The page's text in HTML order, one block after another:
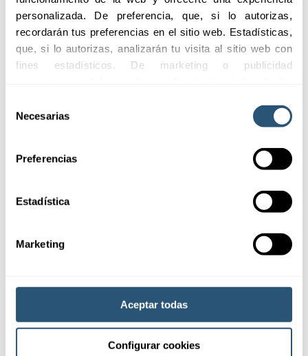
personalizada. De preferencia, que, si lo autorizas,
recordarán tus preferencias en el sitio web. Estadísticas,
que, si lo autorizas, analizarán tu visita al sitio web con
fines estadísticos. De marketing o publicidad
publicidad, personalizar los anuncios y medir su
para consultar la Política de
Necesarias
Preferencias
Estadística
Marketing
Aceptar todas
Configurar cookies
Cobertura integral
para bienes y
responsabilidad civil.
Protección ante una
amplia gama de
riesgos.
Compensación por
pérdida de
Coberturas